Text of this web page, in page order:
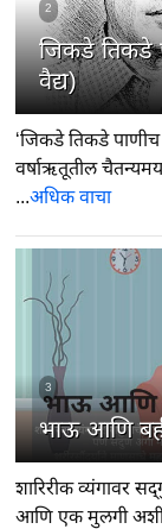
2
जिकडे तिकडे
वैद्य)
‘जिकडे तिकडे पाणीच
वर्षाऋतूतील
...अधिक वाचा
3
भाऊ आणि
शारिरीक व्यंगावर
आणि एक मुलगी अशी